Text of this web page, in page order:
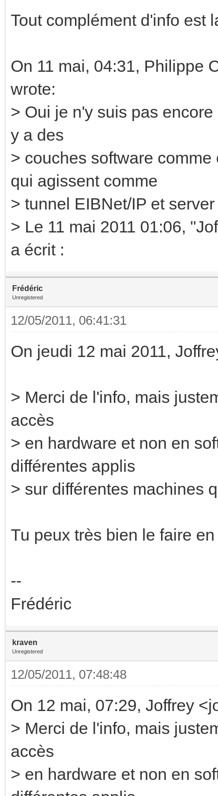
Tout complément d'info est
On 11 mai, 04:31, Philippe
wrote:
> Oui je n'y suis pas
y a des
> couches software
qui agissent comme
> tunnel EIBNet/IP et
> Le 11 mai 2011 01:06,
a écrit :
Frédéric
Unregistered
12/05/2011, 06:41:31
On jeudi 12 mai 2011,
> Merci de l'info, mais
accès
> en hardware et non en
différentes applis
> sur différentes machines
Tu peux très bien le faire
--
Frédéric
kraven
Unregistered
12/05/2011, 07:48:48
On 12 mai, 07:29, Joffrey
> Merci de l'info, mais
accès
> en hardware et non en